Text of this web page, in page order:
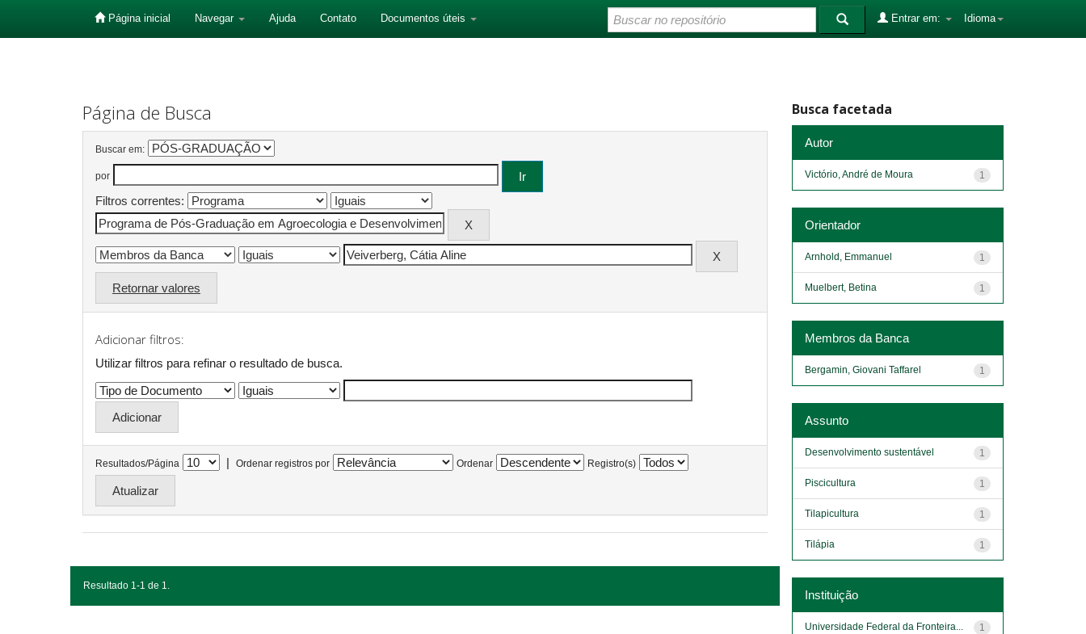
Página inicial Navegar Ajuda Contato Documentos úteis Idioma
Entrar em:
Página de Busca
Buscar em:
por
Filtros correntes:
Retornar valores
Adicionar filtros:
Utilizar filtros para refinar o resultado de busca.
Resultados/Página | Ordenar registros por Ordenar Registro(s)
Resultado 1-1 de 1.
Busca facetada
Autor
1
Victório, André de Moura
Orientador
1
Arnhold, Emmanuel
1
Muelbert, Betina
Membros da Banca
1
Bergamin, Giovani Taffarel
Assunto
1
Desenvolvimento sustentável
1
Piscicultura
1
Tilapicultura
1
Tilápia
Instituição
1
Universidade Federal da Fronteira...